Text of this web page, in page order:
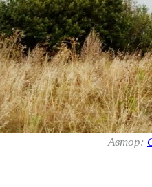
Автор: